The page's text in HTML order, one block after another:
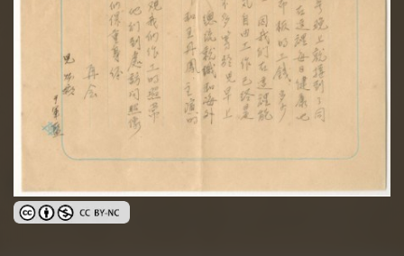
創用CC姓名標示-非商業性 3.0 台灣及其後版本(CC BY-NC 3.0 TW +)